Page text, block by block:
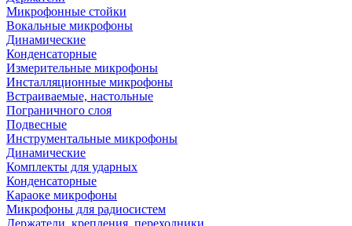
Микрофонные стойки
Вокальные микрофоны
Динамические
Конденсаторные
Измерительные микрофоны
Инсталляционные микрофоны
Встраиваемые, настольные
Пограничного слоя
Подвесные
Инструментальные микрофоны
Динамические
Комплекты для ударных
Конденсаторные
Караоке микрофоны
Микрофоны для радиосистем
Держатели, крепления, переходники